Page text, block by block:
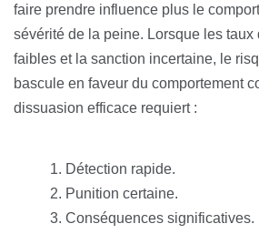
faire prendre influence plus le
sévérité de la peine. Lorsque les taux
faibles et la sanction incertaine, le
bascule en faveur du comportement
dissuasion efficace requiert :
Détection rapide.
Punition certaine.
Conséquences significatives.